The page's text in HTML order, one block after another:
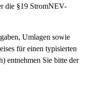
die §19 StromNEV-
Umlagen sowie
für einen typisierten
entnehmen Sie bitte der